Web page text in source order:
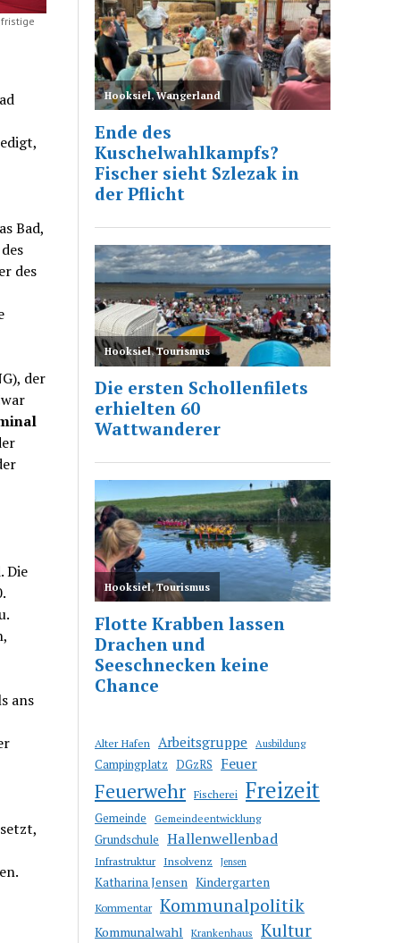
Bad,
des
der
Die
ans
Alter Hafen Arbeitsgruppe Ausbildung
Campingplatz DGzRS Feuer
Feuerwehr Fischerei Freizeit
Gemeinde Gemeindeentwicklung
Grundschule Hallenwellenbad
Infrastruktur Insolvenz Jensen
Katharina Jensen Kindergarten
Kommentar Kommunalpolitik
Kommunalwahl Krankenhaus Kultur